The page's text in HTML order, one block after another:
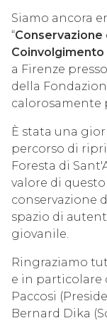
Siamo ancora
“
Coinvolgimento
a Firenze
della
calorosamente
È stata una
percorso di
Foresta di
valore di
conservazione
spazio di
giovanile.
Ringraziamo
e in particolare
Paccosi
Bernard Dika